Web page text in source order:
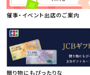
催事・イベント出店のご案内
贈り物にもぴったりな